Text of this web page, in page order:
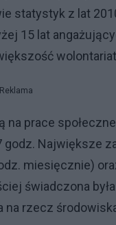
statystyk z lat
15 lat
Reklama
prace
Największe
miesięcznie)
świadczona
rzecz